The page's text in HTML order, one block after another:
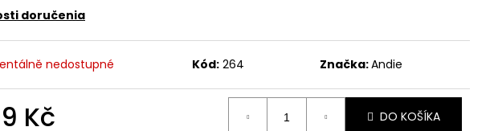
doručenia
nedostupné Kód: 264 Značka:Andie
Kč DO KOŠÍKA
ČERVENÉ ASYMETRICKÉ ŠATY